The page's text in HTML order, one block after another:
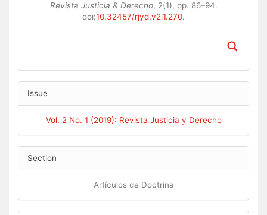
Revista Justicia & Derecho, 2(1), pp. 86–94.
doi:10.32457/rjyd.v2i1.270.
Issue
Vol. 2 No. 1 (2019): Revista Justicia y Derecho
Section
Artículos de Doctrina